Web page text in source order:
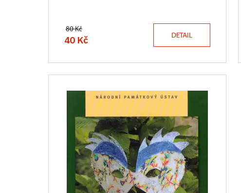
80 Kč
40 Kč DETAIL